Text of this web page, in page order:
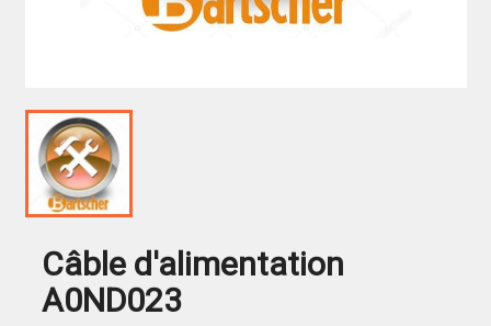
Câble d'alimentation
A0ND023